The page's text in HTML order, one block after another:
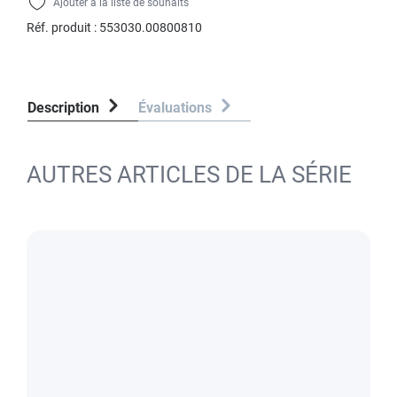
Ajouter à la liste de souhaits
Réf. produit : 553030.00800810
Description Évaluations
AUTRES ARTICLES DE LA SÉRIE